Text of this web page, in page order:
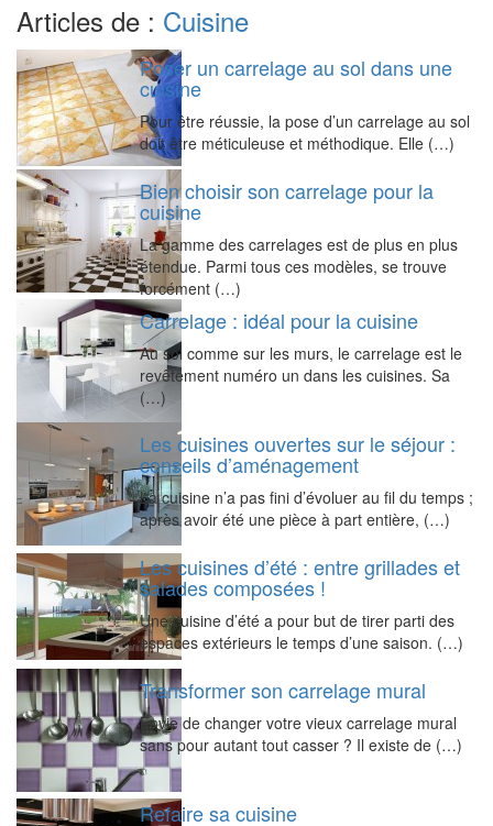
Articles de : Cuisine
Poser un carrelage au sol dans une
cuisine
Pour être réussie, la pose d’un carrelage au sol
doit être méticuleuse et méthodique. Elle (…)
Bien choisir son carrelage pour la
cuisine
La gamme des carrelages est de plus en plus
étendue. Parmi tous ces modèles, se trouve
forcément (…)
Carrelage : idéal pour la cuisine
Au sol comme sur les murs, le carrelage est le
revêtement numéro un dans les cuisines. Sa
(…)
Les cuisines ouvertes sur le séjour :
conseils d’aménagement
La cuisine n’a pas fini d’évoluer au fil du temps ;
après avoir été une pièce à part entière, (…)
Les cuisines d’été : entre grillades et
salades composées !
Une cuisine d’été a pour but de tirer parti des
espaces extérieurs le temps d’une saison. (…)
Transformer son carrelage mural
Envie de changer votre vieux carrelage mural
sans pour autant tout casser ? Il existe de (…)
Refaire sa cuisine